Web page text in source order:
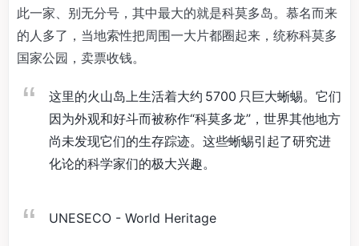
此一家、别无分号，其中最大的就是科莫多岛。慕名而来
的人多了，当地索性把周围一大片都圈起来，统称科莫多
国家公园，卖票收钱。
这里的火山岛上生活着大约 5700 只巨大蜥蜴。它们
因为外观和好斗而被称作“科莫多龙”，世界其他地方
尚未发现它们的生存踪迹。这些蜥蜴引起了研究进
化论的科学家们的极大兴趣。
UNESECO - World Heritage